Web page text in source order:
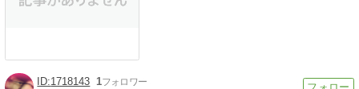
1718143 1